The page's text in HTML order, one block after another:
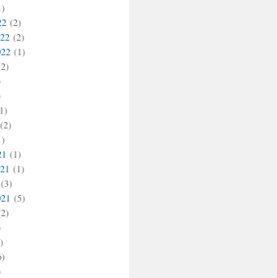
(2)
(2)
(1)
(1)
(1)
(3)
(5)